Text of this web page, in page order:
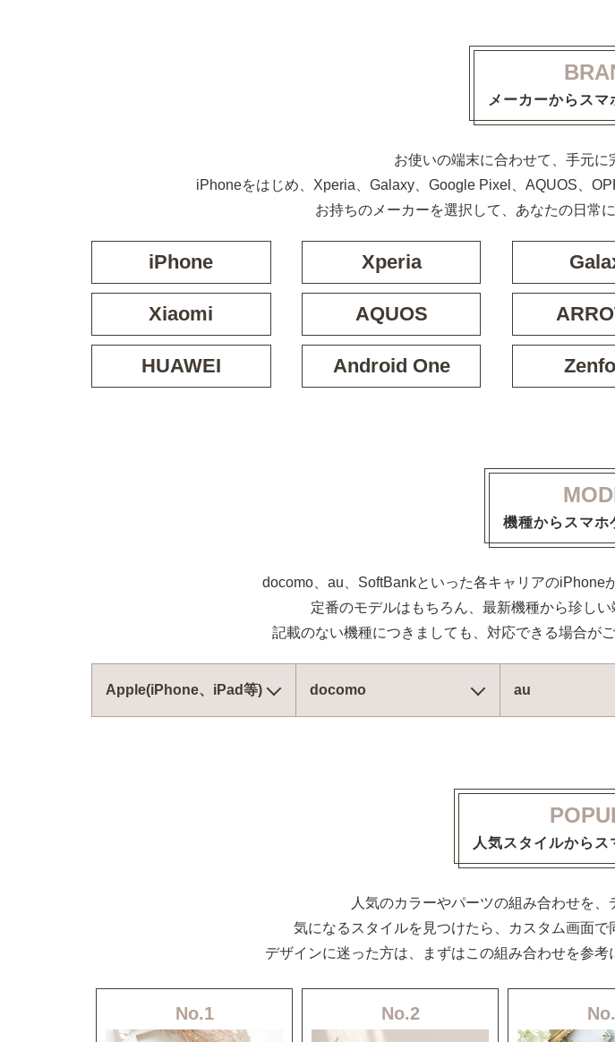
メーカーからスマ
お使いの端末に合わせて、手元に
iPhoneをはじめ、Xperia、Galaxy、Google Pixel、AQUOS、
お持ちのメーカーを選択して、あなたの日常
iPhone Xperia
Xiaomi AQUOS
HUAWEI Android One
機種からスマホ
docomo、au、SoftBankといった各キャリアのiPhone
定番のモデルはもちろん、最新機種から珍し
記載のない機種につきましても、対応できる場合が
Apple(iPhone、iPad等) docomo au
人気スタイルから
人気のカラーやパーツの組み合わせを、
気になるスタイルを見つけたら、カスタム画面で
デザインに迷った方は、まずはこの組み合わせを参
No.1 No.2